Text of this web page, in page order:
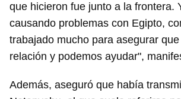
que hicieron fue junto a la frontera.
causando problemas con Egipto,
trabajado mucho para asegurar
relación y podemos ayudar",
Además, aseguró que había